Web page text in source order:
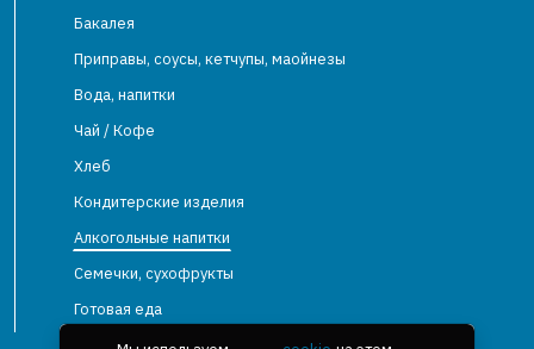
Бакалея
Приправы, соусы, кетчупы, маойнезы
Вода, напитки
Чай / Кофе
Хлеб
Кондитерские изделия
Алкогольные напитки
Семечки, сухофрукты
Готовая еда